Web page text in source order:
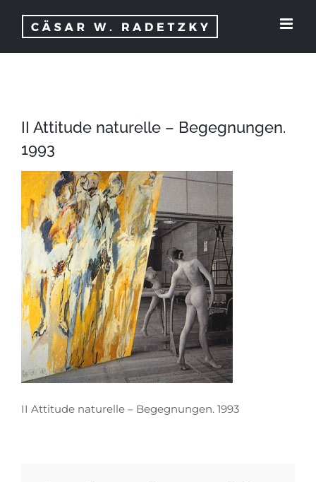
Inhalt
II Attitude naturelle – Begegnungen.
1993
II Attitude naturelle – Begegnungen. 1993